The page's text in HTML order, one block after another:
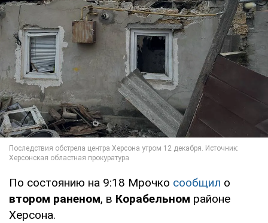
По состоянию на 9:18 Мрочко сообщил о
втором раненом, в Корабельном районе
Херсона.